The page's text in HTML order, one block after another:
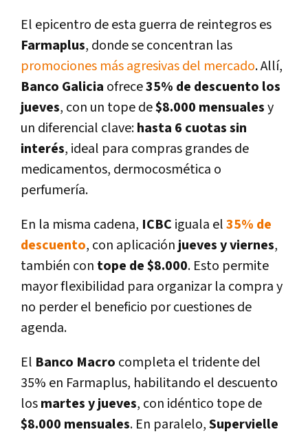
El epicentro de esta guerra de reintegros es
Farmaplus, donde se concentran las
promociones más agresivas del mercado. Allí,
Banco Galicia ofrece35% de descuento los
jueves, con un tope de$8.000 mensualesy
un diferencial clave:hasta 6 cuotas sin
interés, ideal para compras grandes de
medicamentos, dermocosmética o
perfumería.
En la misma cadena, ICBC iguala el35% de
descuento, con aplicación jueves y viernes,
también con tope de $8.000. Esto permite
mayor flexibilidad para organizar la compra y
no perder el beneficio por cuestiones de
agenda.
El Banco Macro completa el tridente del
35% en Farmaplus, habilitando el descuento
losmartes y jueves, con idéntico tope de
$8.000 mensuales. En paralelo,Supervielle